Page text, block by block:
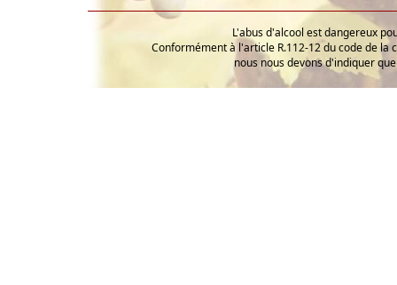
L'abus d'alcool est dangereux
Conformément à l'article R.112-12 du code de la
nous nous devons d'indiquer